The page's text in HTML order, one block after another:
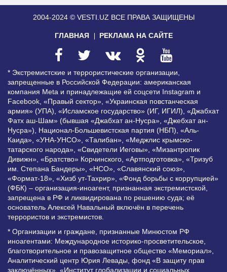
2004-2024 © VESTI.UZ ВСЕ ПРАВА ЗАЩИЩЕНЫ
ГЛАВНАЯ РЕКЛАМА НА САЙТЕ
* Экстремистские и террористические организации,
запрещенные в Российской Федерации: американская
компания Meta и принадлежащие ей соцсети Instagram и
Facebook, «Правый сектор», «Украинская повстанческая
армия» (УПА), «Исламское государство» (ИГ, ИГИЛ), «Джабхат
Фатх аш-Шам» (бывшая «Джабхат ан-Нусра», «Джебхат ан-
Нусра»), Национал-Большевистская партия (НБП), «Аль-
Каида», «УНА-УНСО», «Талибан», «Меджлис крымско-
татарского народа», «Свидетели Иеговы», «Мизантропик
Дивижн», «Братство» Корчинского, «Артподготовка», «Тризуб
им. Степана Бандеры», «НСО», «Славянский союз»,
«Формат-18», «Хизб ут-Тахрир», «Фонд борьбы с коррупцией»
(ФБК) – организация-иноагент, признанная экстремистской,
запрещена в РФ и ликвидирована по решению суда; её
основатель Алексей Навальный включён в перечень
террористов и экстремистов.
* Организации и граждане, признанные Минюстом РФ
иноагентами: Международное историко-просветительское,
благотворительное и правозащитное общество «Мемориал»,
Аналитический центр Юрия Левады, фонд «В защиту прав
заключённых», «Институт глобализации и социальных